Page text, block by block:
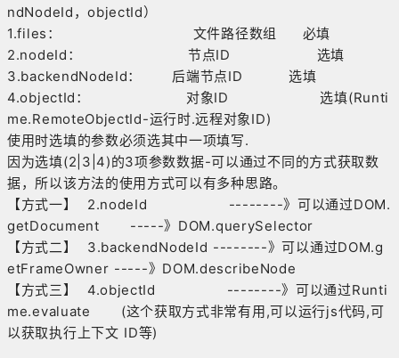
ndNodeId，objectId）
1.files： 文件路径数组 必填
2.nodeId： 节点ID 选填
3.backendNodeId： 后端节点ID 选填
4.objectId： 对象ID 选填(Runti
me.RemoteObjectId-运行时.远程对象ID)
使用时选填的参数必须选其中一项填写.
因为选填(2|3|4)的3项参数数据-可以通过不同的方式获取数
据，所以该方法的使用方式可以有多种思路。
【方式一】 2.nodeId --------》可以通过DOM.
getDocument -----》DOM.querySelector
【方式二】 3.backendNodeId --------》可以通过DOM.g
etFrameOwner -----》DOM.describeNode
【方式三】 4.objectId --------》可以通过Runti
me.evaluate (这个获取方式非常有用,可以运行js代码,可
以获取执行上下文 ID等)